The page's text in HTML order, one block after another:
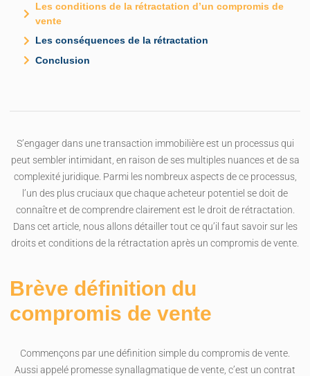
Les conditions de la rétractation d’un compromis de
vente
Les conséquences de la rétractation
Conclusion
S’engager dans une transaction immobilière est un processus qui
peut sembler intimidant, en raison de ses multiples nuances et de sa
complexité juridique. Parmi les nombreux aspects de ce processus,
l’un des plus cruciaux que chaque acheteur potentiel se doit de
connaître et de comprendre clairement est le droit de rétractation.
Dans cet article, nous allons détailler tout ce qu’il faut savoir sur les
droits et conditions de la rétractation après un compromis de vente.
Brève définition du
compromis de vente
Commençons par une définition simple du compromis de vente.
Aussi appelé promesse synallagmatique de vente, c’est un contrat